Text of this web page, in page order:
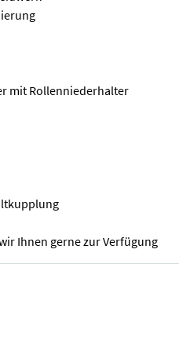
mit Rollenniederhalter
Ihnen gerne zur Verfügung
-Ballenkammer Fix